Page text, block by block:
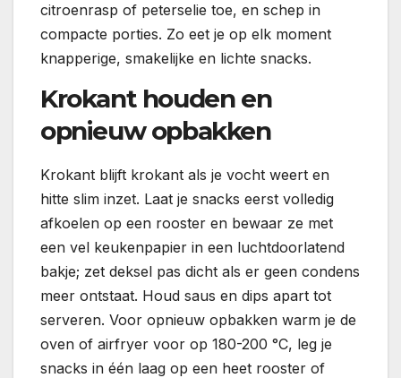
citroenrasp of peterselie toe, en schep in
compacte porties. Zo eet je op elk moment
knapperige, smakelijke en lichte snacks.
Krokant houden en
opnieuw opbakken
Krokant blijft krokant als je vocht weert en
hitte slim inzet. Laat je snacks eerst volledig
afkoelen op een rooster en bewaar ze met
een vel keukenpapier in een luchtdoorlatend
bakje; zet deksel pas dicht als er geen condens
meer ontstaat. Houd saus en dips apart tot
serveren. Voor opnieuw opbakken warm je de
oven of airfryer voor op 180-200 °C, leg je
snacks in één laag op een heet rooster of